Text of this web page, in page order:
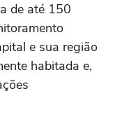
de até 150
e sua região
habitada e,